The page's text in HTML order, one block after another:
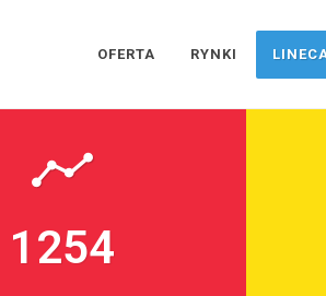
OFERTA RYNKI
1254